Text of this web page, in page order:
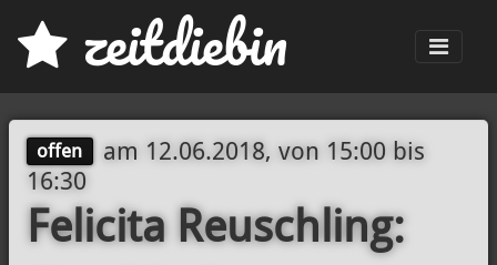
zeitdiebin
offen am 12.06.2018, von 15:00 bis
16:30
Felicita Reuschling: